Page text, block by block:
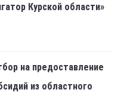
Курской области»
на предоставление
из областного